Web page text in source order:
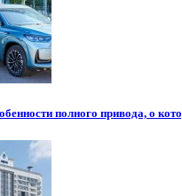
полного привода, о